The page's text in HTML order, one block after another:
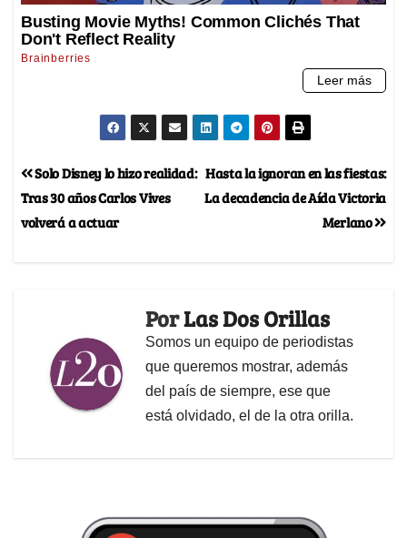
Hasta la ignoran en las fiestas:
La decadencia de Aída Victoria
Merlano
Solo Disney lo hizo realidad:
Tras 30 años Carlos Vives
volverá a actuar
PorLas Dos Orillas
Somos un equipo de periodistas
que queremos mostrar, además
del país de siempre, ese que
está olvidado, el de la otra orilla.